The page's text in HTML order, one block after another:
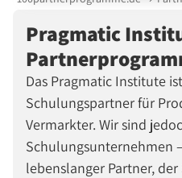
Pragmatic
Das Pragmatic Institute
Schulungspartner für
Vermarkter. Wir sind
Schulungsunternehmen
lebenslanger Partner,